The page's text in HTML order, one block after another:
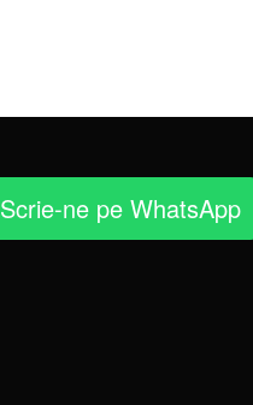
Scrie-ne pe WhatsApp